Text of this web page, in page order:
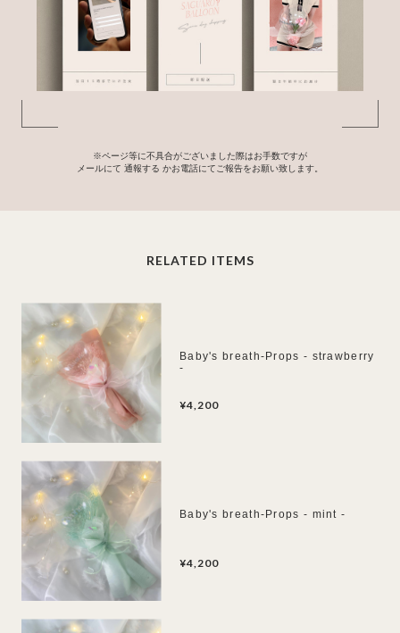
※ページ等に不具合がございました際はお手数ですが
メールにて 通報する かお電話にてご報告をお願い致します。
RELATED ITEMS
Baby's breath-Props - strawberry
-
¥4,200
Baby's breath-Props - mint -
¥4,200